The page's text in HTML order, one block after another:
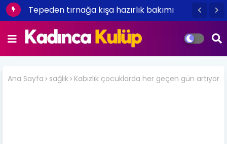
Tepeden tırnağa kışa hazırlık bakımı
Ana Sayfa sağlık Kabızlık çocuklarda her geçen gün artıyor